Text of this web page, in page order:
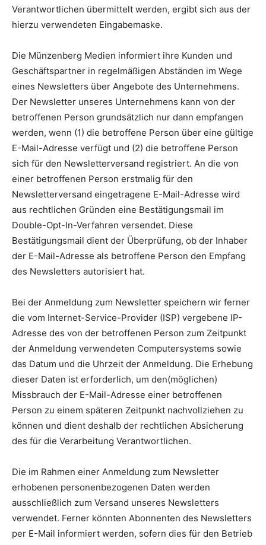
Verantwortlichen übermittelt werden, ergibt sich aus der
hierzu verwendeten Eingabemaske.
Die Münzenberg Medien informiert ihre Kunden und
Geschäftspartner in regelmäßigen Abständen im Wege
eines Newsletters über Angebote des Unternehmens.
Der Newsletter unseres Unternehmens kann von der
betroffenen Person grundsätzlich nur dann empfangen
werden, wenn (1) die betroffene Person über eine gültige
E-Mail-Adresse verfügt und (2) die betroffene Person
sich für den Newsletterversand registriert. An die von
einer betroffenen Person erstmalig für den
Newsletterversand eingetragene E-Mail-Adresse wird
aus rechtlichen Gründen eine Bestätigungsmail im
Double-Opt-In-Verfahren versendet. Diese
Bestätigungsmail dient der Überprüfung, ob der Inhaber
der E-Mail-Adresse als betroffene Person den Empfang
des Newsletters autorisiert hat.
Bei der Anmeldung zum Newsletter speichern wir ferner
die vom Internet-Service-Provider (ISP) vergebene IP-
Adresse des von der betroffenen Person zum Zeitpunkt
der Anmeldung verwendeten Computersystems sowie
das Datum und die Uhrzeit der Anmeldung. Die Erhebung
dieser Daten ist erforderlich, um den(möglichen)
Missbrauch der E-Mail-Adresse einer betroffenen
Person zu einem späteren Zeitpunkt nachvollziehen zu
können und dient deshalb der rechtlichen Absicherung
des für die Verarbeitung Verantwortlichen.
Die im Rahmen einer Anmeldung zum Newsletter
erhobenen personenbezogenen Daten werden
ausschließlich zum Versand unseres Newsletters
verwendet. Ferner könnten Abonnenten des Newsletters
per E-Mail informiert werden, sofern dies für den Betrieb